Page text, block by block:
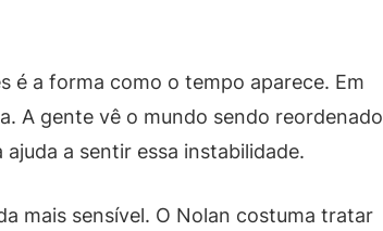
é a forma como o tempo aparece. Em
A gente vê o mundo sendo reordenado
a sentir essa instabilidade.
mais sensível. O Nolan costuma tratar